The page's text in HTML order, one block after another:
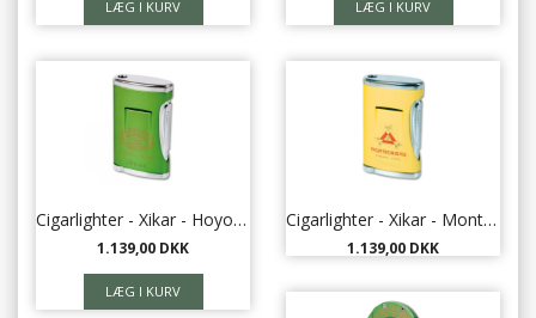
Cigarlighter - Xikar - Hoyo de Monterrey
1.139,00 DKK
Cigarlighter - Xikar - Montecristo
1.139,00 DKK